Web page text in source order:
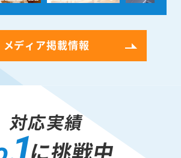
メディア掲載情報
対応実績
1に挑戦中